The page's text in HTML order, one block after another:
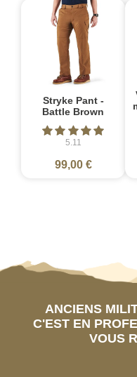
Stryke Pant -
Battle Brown
5.11
99,00 €
ANCIENS
C'EST EN
VOUS